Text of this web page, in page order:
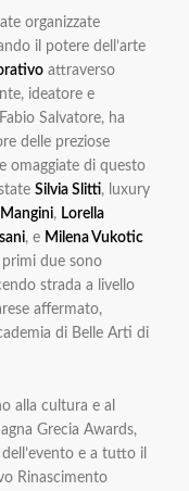
organizzate
il potere dell’arte
attraverso
ideatore e
Salvatore, ha
delle preziose
omaggiate di questo
Silvia Slitti, luxury
, Lorella
, e Milena Vukotic
primi due sono
strada a livello
affermato,
di Belle Arti di
alla cultura e al
Grecia Awards,
e a tutto il
Rinascimento